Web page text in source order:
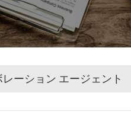
レーション エージェント